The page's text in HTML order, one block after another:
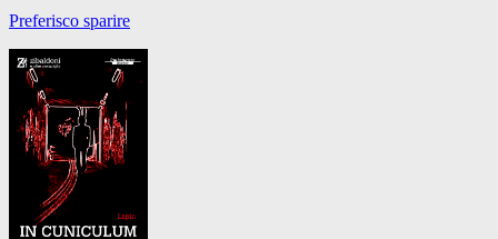
Preferisco sparire